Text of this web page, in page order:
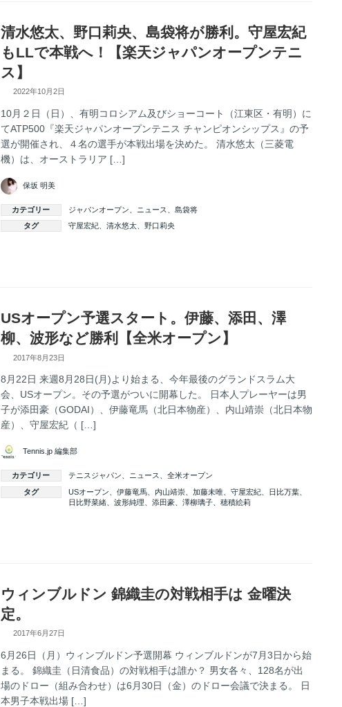
清水悠太、野口莉央、島袋将が勝利。守屋宏紀
もLLで本戦へ！【楽天ジャパンオープンテニ
ス】
2022年10月2日
10月２日（日）、有明コロシアム及びショーコート（江東区・有明）に
てATP500『楽天ジャパンオープンテニス チャンピオンシップス』の予
選が開催され、４名の選手が本戦出場を決めた。 清水悠太（三菱電
機）は、オーストラリア […]
保坂 明美
カテゴリー ジャパンオープン ニュース
島袋将
タグ
守屋宏紀、 清水悠太、 野口莉央
USオープン予選スタート。伊藤、添田、澤
柳、波形など勝利【全米オープン】
2017年8月23日
8月22日 来週8月28日(月)より始まる、今年最後のグランドスラム大
会、USオープン。その予選がついに開幕した。 日本人プレーヤーは男
子が添田豪（GODAI）、伊藤竜馬（北日本物産）、内山靖崇（北日本物
産）、守屋宏紀（ […]
Tennis.jp 編集部
カテゴリー テニスジャパン ニュース
全米オープン
タグ
USオープン 伊藤竜馬、 内山靖崇、 加藤未唯、 守屋宏紀、 日比万葉、
日比野菜緒、 波形純理 添田豪、 澤柳璃子、 穂積絵莉
ウィンブルドン 錦織圭の対戦相手は 金曜決
定。
2017年6月27日
6月26日（月）ウィンブルドン予選開幕 ウィンブルドンが7月3日から始
まる。 錦織圭（日清食品）の対戦相手は誰か？ 男女各々、128名が出
場のドロー（組み合わせ）は6月30日（金）のドロー会議で決まる。 日
本男子本戦出場 […]